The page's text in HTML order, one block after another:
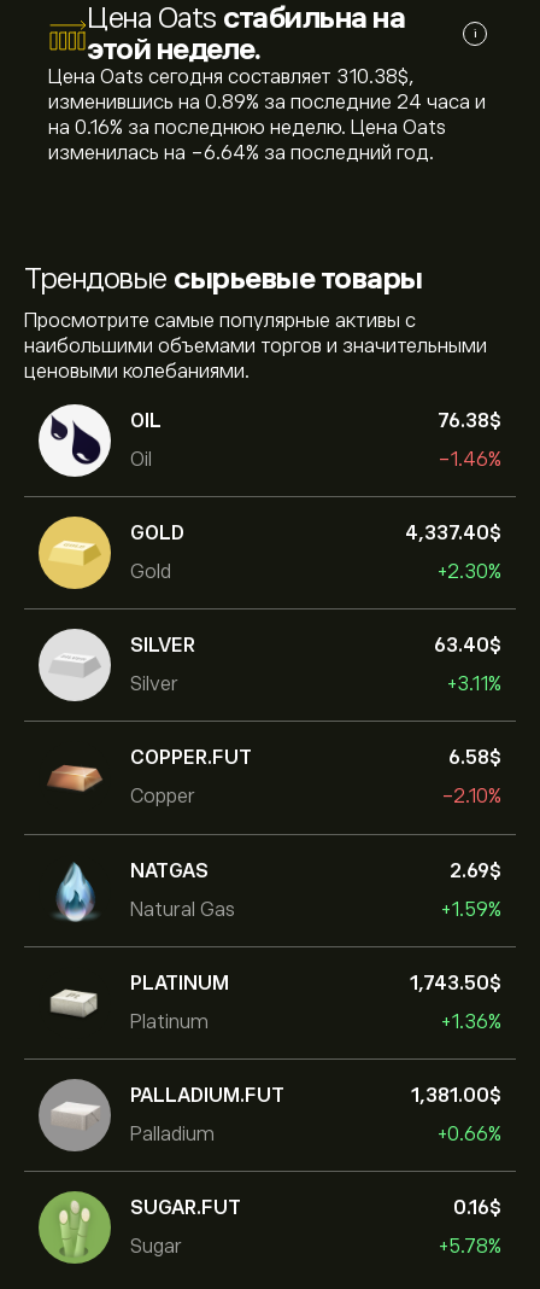
Трендовые сырьевые товары
Просмотрите самые популярные активы с
наибольшими объемами торгов и значительными
ценовыми колебаниями.
OIL
Oil
76.38‎$‎
-1.46%
GOLD
Gold
4,337.40‎$‎
+2.30%
SILVER
Silver
63.40‎$‎
+3.11%
COPPER.FUT
Copper
6.58‎$‎
-2.10%
NATGAS
Natural Gas
2.69‎$‎
+1.59%
PLATINUM
Platinum
1,743.50‎$‎
+1.36%
PALLADIUM.FUT
Palladium
1,381.00‎$‎
+0.66%
SUGAR.FUT
Sugar
0.16‎$‎
+5.78%
Цена Oats стабильна на
этой неделе.
i
Цена Oats сегодня составляет 310.38‎$‎,
изменившись на ‎0.89‎% за последние 24 часа и
на ‎0.16‎% за последнюю неделю. Цена Oats
изменилась на ‎-6.64‎% за последний год.